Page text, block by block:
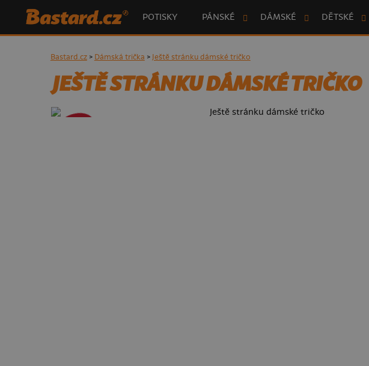
POTISKY PÁNSKÉ DÁMSKÉ DĚTSKÉ
Bastard.cz> Dámská trička > Ještě stránku dámské tričko
JEŠTĚ STRÁNKU DÁMSKÉ TRIČKO